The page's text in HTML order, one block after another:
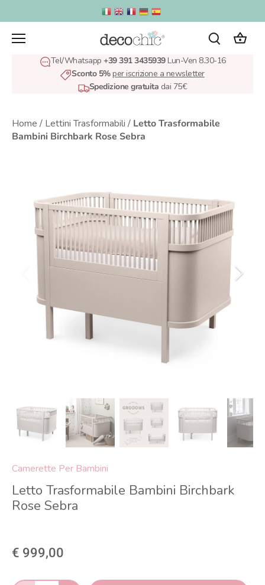
al
contenuto
Tel/Whatsapp +39 391 3435939Lun-Ven 8.30-16
Sconto 5%per iscrizione a newsletter
Spedizione gratuita dai 75€
Home / Lettini Trasformabili / Letto Trasformabile
Bambini Birchbark Rose Sebra
Camerette Per Bambini
Letto Trasformabile Bambini Birchbark
Rose Sebra
€ 999,00